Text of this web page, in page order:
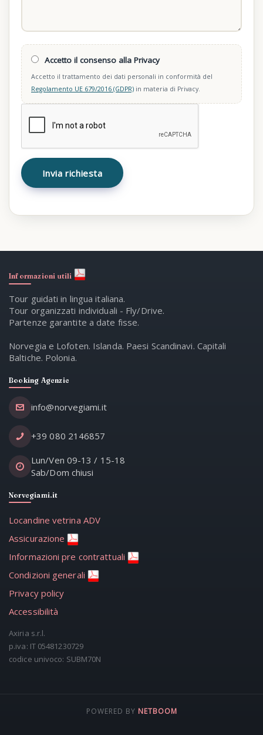
Accetto il consenso alla Privacy
Accetto il trattamento dei dati personali in conformità del
Regolamento UE 679/2016 (GDPR) in materia di Privacy.
Informazioni utili
Tour guidati in lingua italiana.
Tour organizzati individuali - Fly/Drive.
Partenze garantite a date fisse.
Norvegia e Lofoten. Islanda. Paesi Scandinavi. Capitali
Baltiche. Polonia.
Booking Agenzie
info@norvegiami.it
+39 080 2146857
Lun/Ven 09-13 / 15-18
Sab/Dom chiusi
Norvegiami.it
Locandine vetrina ADV
Assicurazione
Informazioni pre contrattuali
Condizioni generali
Privacy policy
Accessibilità
Axiria s.r.l.
p.iva: IT 05481230729
codice univoco: SUBM70N
POWERED BY NETBOOM